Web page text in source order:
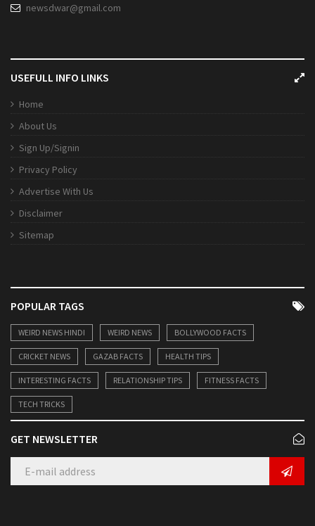
newsdwar@gmail.com
USEFULL INFO LINKS
Home
About Us
Sign Up/Signin
Privacy Policy
Advertise With Us
Disclaimer
Sitemap
POPULAR TAGS
WEIRD NEWS HINDI WEIRD NEWS BOLLYWOOD FACTS
CRICKET NEWS GAZAB FACTS HEALTH TIPS
INTERESTING FACTS RELATIONSHIP TIPS FITNESS FACTS
TECH TRICKS
GET NEWSLETTER